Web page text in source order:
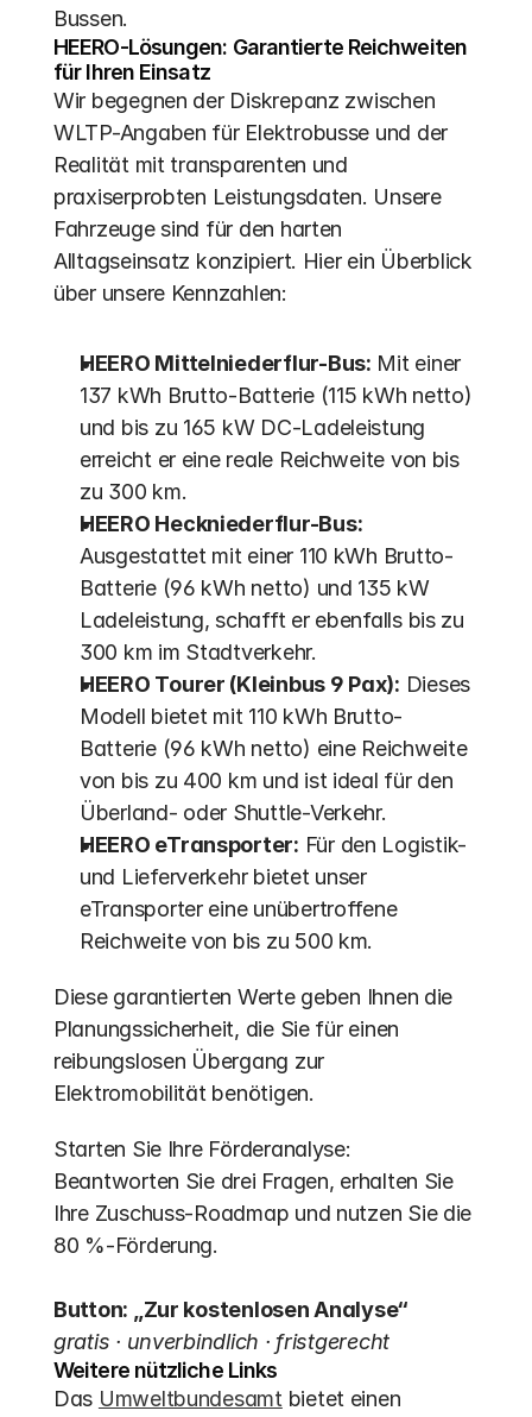
Bussen.
HEERO-Lösungen: Garantierte Reichweiten
für Ihren Einsatz
Wir begegnen der Diskrepanz zwischen
WLTP-Angaben für Elektrobusse und der
Realität mit transparenten und
praxiserprobten Leistungsdaten. Unsere
Fahrzeuge sind für den harten
Alltagseinsatz konzipiert. Hier ein Überblick
über unsere Kennzahlen:
HEERO Mittelniederflur-Bus: Mit einer
137 kWh Brutto-Batterie (115 kWh netto)
und bis zu 165 kW DC-Ladeleistung
erreicht er eine reale Reichweite von bis
zu 300 km.
HEERO Heckniederflur-Bus:
Ausgestattet mit einer 110 kWh Brutto-
Batterie (96 kWh netto) und 135 kW
Ladeleistung, schafft er ebenfalls bis zu
300 km im Stadtverkehr.
HEERO Tourer (Kleinbus 9 Pax): Dieses
Modell bietet mit 110 kWh Brutto-
Batterie (96 kWh netto) eine Reichweite
von bis zu 400 km und ist ideal für den
Überland- oder Shuttle-Verkehr.
HEERO eTransporter: Für den Logistik-
und Lieferverkehr bietet unser
eTransporter eine unübertroffene
Reichweite von bis zu 500 km.
Diese garantierten Werte geben Ihnen die
Planungssicherheit, die Sie für einen
reibungslosen Übergang zur
Elektromobilität benötigen.
Starten Sie Ihre Förderanalyse:
Beantworten Sie drei Fragen, erhalten Sie
Ihre Zuschuss-Roadmap und nutzen Sie die
80 %-Förderung.
Button: „Zur kostenlosen Analyse“
gratis · unverbindlich · fristgerecht
Weitere nützliche Links
Das Umweltbundesamt bietet einen